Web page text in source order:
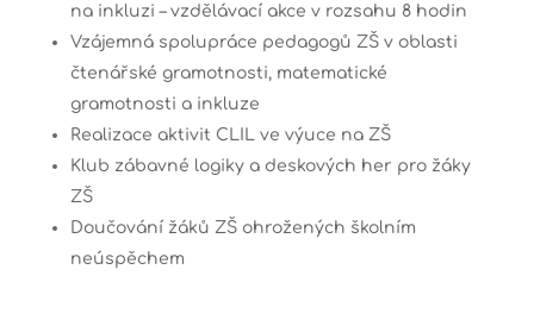
na inkluzi – vzdělávací akce v rozsahu 8 hodin
Vzájemná spolupráce pedagogů ZŠ v oblasti
čtenářské gramotnosti, matematické
gramotnosti a inkluze
Realizace aktivit CLIL ve výuce na ZŠ
Klub zábavné logiky a deskových her pro žáky
ZŠ
Doučování žáků ZŠ ohrožených školním
neúspěchem